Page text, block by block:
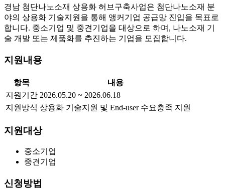
경남 첨단나노소재 상용화 허브구축사업은 첨단나노소재 분
야의 상용화 기술지원을 통해 앵커기업 공급망 진입을 목표로
합니다. 중소기업 및 중견기업을 대상으로 하며, 나노소재 기
술 개발 또는 제품화를 추진하는 기업을 모집합니다.
지원내용
항목
내용
지원기간 2026.05.20 ~ 2026.06.18
지원방식 상용화 기술지원 및 End-user 수요충족 지원
지원대상
중소기업
중견기업
신청방법